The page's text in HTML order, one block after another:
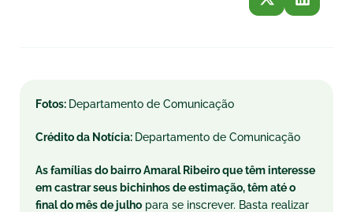
Fotos: Departamento de Comunicação
Crédito da Notícia: Departamento de Comunicação
As famílias do bairro Amaral Ribeiro que têm interesse
em castrar seus bichinhos de estimação, têm até o
final do mês de julho para se inscrever. Basta realizar